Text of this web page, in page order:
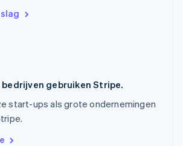
gebruiken Stripe.
start-ups als grote ondernemingen
China